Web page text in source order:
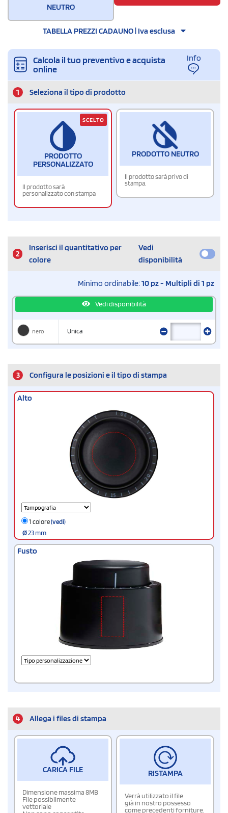
NEUTRO
TABELLA PREZZI CADAUNO | Iva esclusa
Calcola il tuo preventivo e acquista
online
Info
1 Seleziona il tipo di prodotto
PRODOTTO
PERSONALIZZATO
Il prodotto sarà
personalizzato con stampa
SCELTO
PRODOTTO NEUTRO
Il prodotto sarà privo di
stampa.
2
Inserisci il quantitativo per
colore
Vedi
disponibilità
Minimo ordinabile:10 pz - Multipli di 1 pz
Vedi disponibilità
nero Unica
3 Configura le posizioni e il tipo di stampa
Alto
1 colore(vedi)
Ø23 mm
Fusto
4 Allega i files di stampa
CARICA FILE
Dimensione massima 8MB
File possibilmente
vettoriale
RISTAMPA
Verrà utilizzato il file
già in nostro possesso
come precedenti forniture.